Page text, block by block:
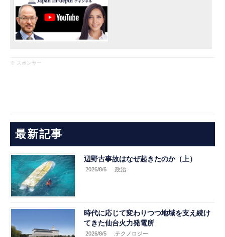
※ スポンサー
最新記事
辺野古事故はなぜ起きたのか（上）
2026/8/6 .政治
時代に応じて変わりつつ地域を支え続け
てきた仙台火力発電所
2026/8/5 .テクノロジー